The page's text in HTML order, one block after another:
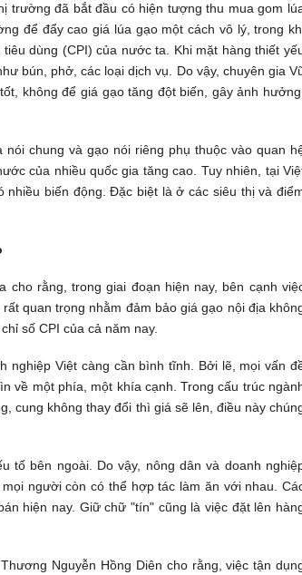
trường đã bắt đầu có hiện tượng thu mua gom
để đẩy cao giá lúa gạo một cách vô lý, trong
dùng (CPI) của nước ta. Khi mặt hàng thiết
bún, phở, các loại dịch vụ. Do vậy, chuyên gia
không để giá gạo tăng đột biến, gây ảnh hưởng,
chung và gạo nói riêng phụ thuộc vào quan
của nhiều quốc gia tăng cao. Tuy nhiên, tại
biến động. Đặc biệt là ở các siêu thị và
cho rằng, trong giai đoạn hiện nay, bên cạnh
quan trọng nhằm đảm bảo giá gạo nội địa
số CPI của cả năm nay.
nghiệp Việt càng cần bình tĩnh. Bởi lẽ, mọi vấn
về một phía, một khía cạnh. Trong cấu trúc
cung không thay đổi thì giá sẽ lên, điều này
tố bên ngoài. Do vậy, nông dân và doanh
người còn có thể hợp tác làm ăn với nhau.
hiện nay. Giữ chữ "tín" cũng là việc đặt lên
Nguyễn Hồng Diên cho rằng, việc tận